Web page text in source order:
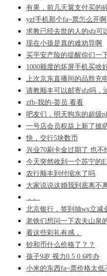
有果，前几天翼支付买的
yzf手机那个fa~票怎么开啊
求教已经去世的人的sfz可
现在小孩是真的难劝导啊
买平安产险的提醒你们一
1000额度的坏屏手机买啥
上次京东直播间的品胜充
请教顺丰可以邮寄sfz吗，
zfb-我的-荟员 看看
吧友们，明天狗东的超级
一号店会员权益上新了披
快，交行5块数币
兴业70刷卡金过期了 也不
今天突然收到一个苏宁的
农行顺丰到付缩水了吗
大家说说这婚我到底离不
，。
北京银行，签到抽wx立减
老铁们想问一下农夫山泉
看这些彩礼有感，
钞和币什么价格了？？
孩子9岁 视力0.5 0.6咋办
小米的东西fa~票价格太低